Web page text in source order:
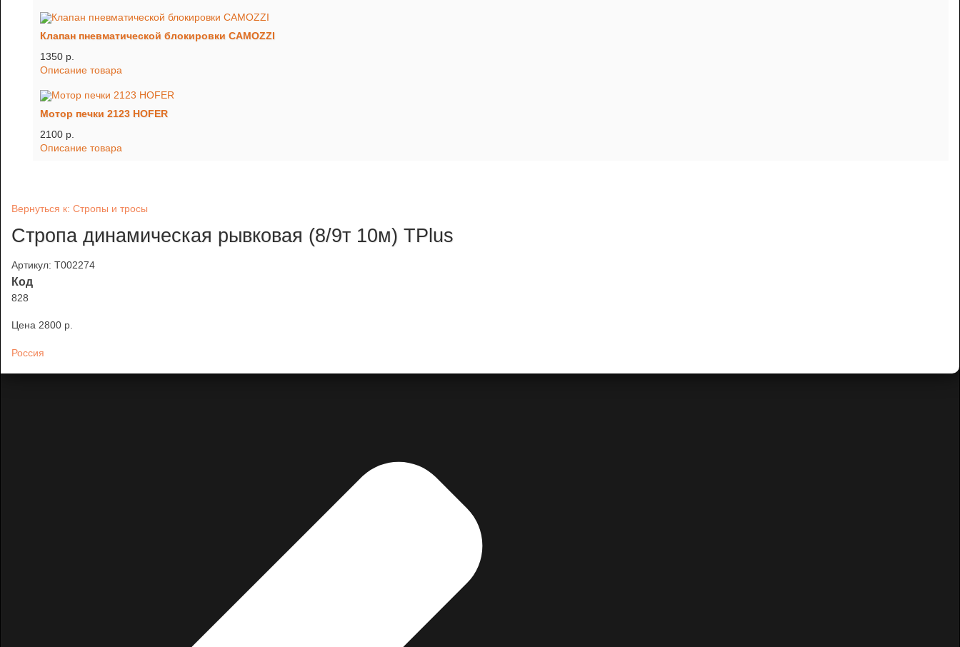
Клапан пневматической блокировки CAMOZZI
1350 p.
Описание товара
Мотор печки 2123 HOFER
2100 p.
Описание товара
Вернуться к: Стропы и тросы
Стропа динамическая рывковая (8/9т 10м) TРlus
Артикул: Т002274
Код
828
Цена 2800 p.
Россия